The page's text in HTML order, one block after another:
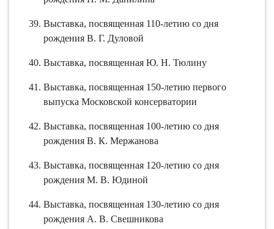
Выставка, посвященная 110-летию со дня
рождения В. Г. Дуловой
Выставка, посвященная Ю. Н. Тюлину
Выставка, посвященная 150-летию первого
выпуска Московской консерватории
Выставка, посвященная 100-летию со дня
рождения В. К. Мержанова
Выставка, посвященная 120-летию со дня
рождения М. В. Юдиной
Выставка, посвященная 130-летию со дня
рождения А. В. Свешникова